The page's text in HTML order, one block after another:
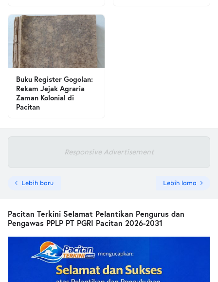
Buku Register Gogolan:
Rekam Jejak Agraria
Zaman Kolonial di
Pacitan
Responsive Advertisement
Lebih baru Lebih lama
Pacitan Terkini Selamat Pelantikan Pengurus dan
Pengawas PPLP PT PGRI Pacitan 2026-2031